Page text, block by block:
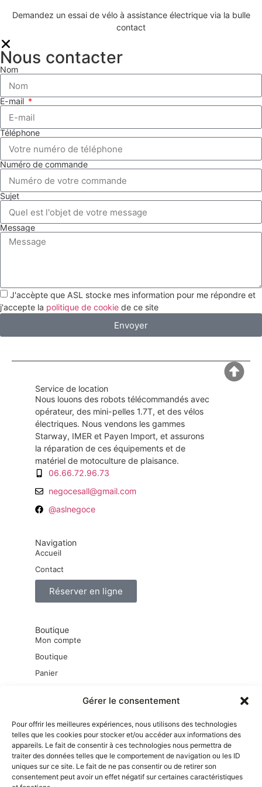
Gérer le consentement
Pour offrir les meilleures expériences, nous utilisons des technologies
telles que les cookies pour stocker et/ou accéder aux informations des
appareils. Le fait de consentir à ces technologies nous permettra de
traiter des données telles que le comportement de navigation ou les ID
uniques sur ce site. Le fait de ne pas consentir ou de retirer son
consentement peut avoir un effet négatif sur certaines caractéristiques
ASL
Nous contacter
Nom
E-mail
Téléphone
Numéro de commande
Sujet
Message
J'accèpte que ASL stocke mes information pour me répondre et
j'accepte la politique de cookie de ce site
Envoyer
Service de location
Nous louons des robots télécommandés avec
opérateur, des mini-pelles 1.7T, et des vélos
électriques. Nous vendons les gammes
Starway, IMER et Payen Import, et assurons
la réparation de ces équipements et de
matériel de motoculture de plaisance.
06.66.72.96.73
negocesall@gmail.com
@aslnegoce
Navigation
Accueil
Contact
Réserver en ligne
Boutique
Mon compte
Boutique
Panier
Liens pratiques
Mentions Légales
Conditions générales d’utilisation
Conditions générales de vente
Demandez un essai de vélo à assistance électrique via la bulle
contact